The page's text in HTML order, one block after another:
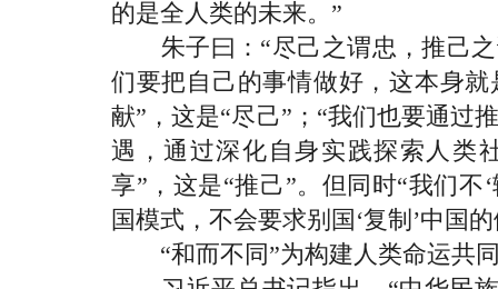
的是全人类的未来。”
朱子曰：“尽己之谓忠，推己之
们要把自己的事情做好，这本身
献”，这是“尽己”；“我们也要通过
遇，通过深化自身实践探索人类
享”，这是“推己”。但同时“我们不
国模式，不会要求别国‘复制’中国
“和而不同”为构建人类命运共